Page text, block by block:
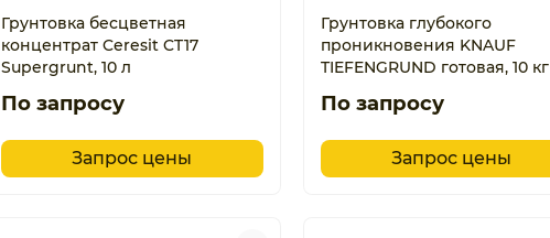
Грунтовка бесцветная
концентрат Ceresit CT17
Supergrunt, 10 л
По запросу
Запрос цены
Грунтовка глубокого
проникновения KNAUF
TIEFENGRUND готовая, 10 кг
По запросу
Запрос цены